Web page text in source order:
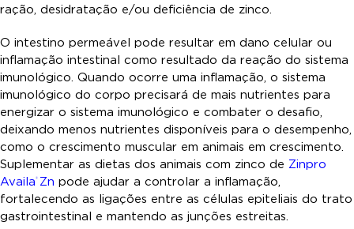
ração, desidratação e/ou deficiência de zinco.
O intestino permeável pode resultar em dano celular ou
inflamação intestinal como resultado da reação do sistema
imunológico. Quando ocorre uma inflamação, o sistema
imunológico do corpo precisará de mais nutrientes para
energizar o sistema imunológico e combater o desafio,
deixando menos nutrientes disponíveis para o desempenho,
como o crescimento muscular em animais em crescimento.
Suplementar as dietas dos animais com zinco de Zinpro
Availa® Zn pode ajudar a controlar a inflamação,
fortalecendo as ligações entre as células epiteliais do trato
gastrointestinal e mantendo as junções estreitas.